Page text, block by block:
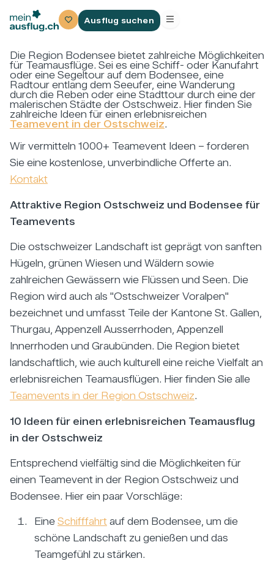
Ausflug suchen
Die Region Bodensee bietet zahlreiche Möglichkeiten
für Teamausflüge. Sei es eine Schiff- oder Kanufahrt
oder eine Segeltour auf dem Bodensee, eine
Radtour entlang dem Seeufer, eine Wanderung
durch die Reben oder eine Stadttour durch eine der
malerischen Städte der Ostschweiz. Hier finden Sie
zahlreiche Ideen für einen erlebnisreichen
Teamevent in der Ostschweiz.
Wir vermitteln 1000+ Teamevent Ideen – forderen
Sie eine kostenlose, unverbindliche Offerte an.
Kontakt
Attraktive Region Ostschweiz und Bodensee für
Teamevents
Die ostschweizer Landschaft ist geprägt von sanften
Hügeln, grünen Wiesen und Wäldern sowie
zahlreichen Gewässern wie Flüssen und Seen. Die
Region wird auch als "Ostschweizer Voralpen"
bezeichnet und umfasst Teile der Kantone St. Gallen,
Thurgau, Appenzell Ausserrhoden, Appenzell
Innerrhoden und Graubünden. Die Region bietet
landschaftlich, wie auch kulturell eine reiche Vielfalt an
erlebnisreichen Teamausflügen. Hier finden Sie alle
Teamevents in der Region Ostschweiz.
10 Ideen für einen erlebnisreichen Teamausflug
in der Ostschweiz
Entsprechend vielfältig sind die Möglichkeiten für
einen Teamevent in der Region Ostschweiz und
Bodensee. Hier ein paar Vorschläge:
Eine Schifffahrt auf dem Bodensee, um die
schöne Landschaft zu genießen und das
Teamgefühl zu stärken.